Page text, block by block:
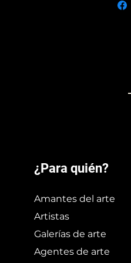
¿Para quién?
Amantes del arte
Artistas
Galerías de arte
Agentes de arte